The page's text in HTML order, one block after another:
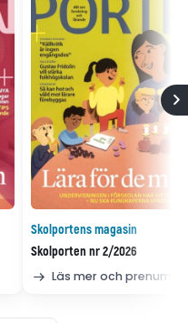
Skolportens magasin
Skolporten nr 2/2026
Läs mer och